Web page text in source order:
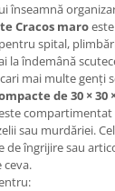
înseamnă
Cracos maro
spital,
la îndemână
mai multe genți
de 30 × 30
sau murdăriei.
de îngrijire sau